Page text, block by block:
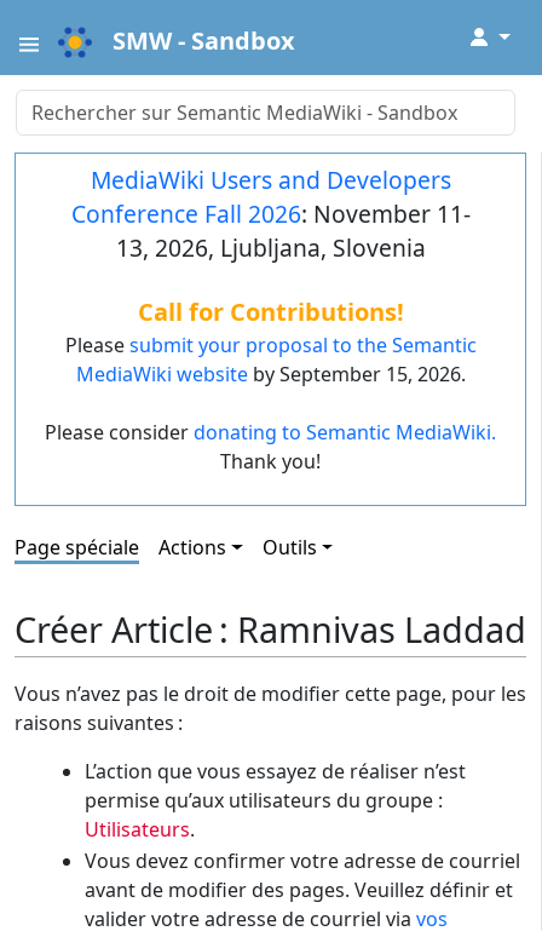
SMW - Sandbox ↓
MediaWiki Users and Developers
Conference Fall 2026: November 11-
13, 2026, Ljubljana, Slovenia
Call for Contributions!
Pleasesubmit your proposal to the Semantic
MediaWiki websiteby September 15, 2026.
Please considerdonating to Semantic MediaWiki.
Thank you!
Page spéciale Actions Outils
Créer Article : Ramnivas Laddad
Vous n’avez pas le droit de modifier cette page, pour les
raisons suivantes :
L’action que vous essayez de réaliser n’est
permise qu’aux utilisateurs du groupe :
Utilisateurs.
Vous devez confirmer votre adresse de courriel
avant de modifier des pages. Veuillez définir et
valider votre adresse de courriel via vos